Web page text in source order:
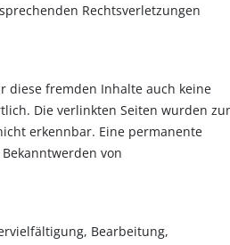
Rechtsverletzungen
diese fremden Inhalte auch keine
Die verlinkten Seiten wurden
erkennbar. Eine permanente
von
Bearbeitung,